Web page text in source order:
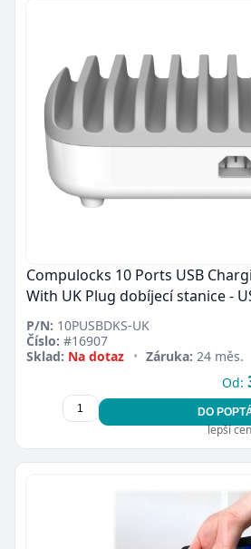
Compulocks 10 Ports USB
With UK Plug dobíjecí stanice -
P/N: 10PUSBDKS-UK
Číslo: #16907
Sklad: Na dotaz • Záruka: 24 měs.
Od:
DO
lepší